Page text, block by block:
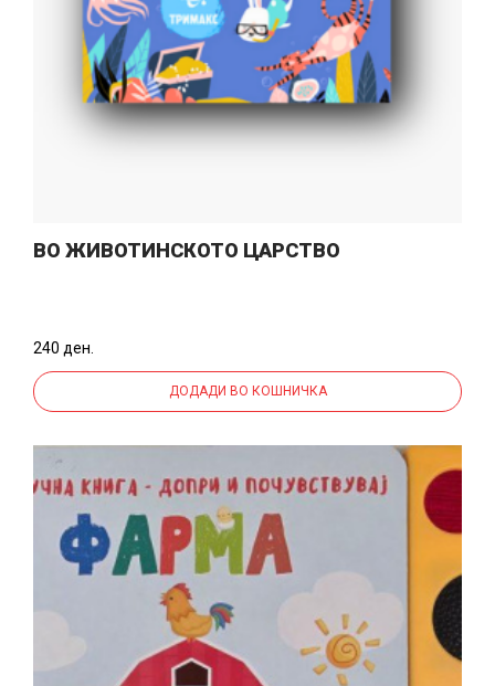
ВО ЖИВОТИНСКОТО ЦАРСТВО
240 ден.
ДОДАДИ ВО КОШНИЧКА